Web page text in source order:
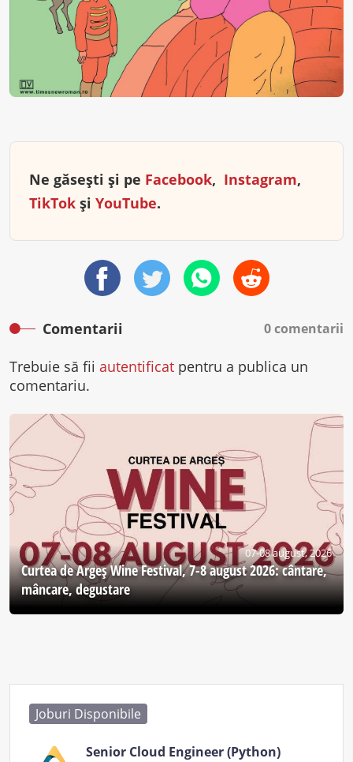
Ne găsești și pe Facebook, Instagram,
TikTok și YouTube.
Comentarii 0 comentarii
Trebuie să fii autentificat pentru a publica un
comentariu.
07-08 august, 2026
Curtea de Argeş Wine Festival, 7-8 august 2026: cântare,
mâncare, degustare
Joburi Disponibile
Senior Cloud Engineer (Python)